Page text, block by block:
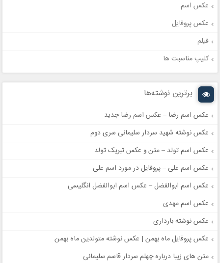
عکس اسم
عکس پروفایل
فیلم
کلیپ مناسبت ها
برترین نوشته‌ها
عکس اسم رضا – عکس اسم رضا جدید
عکس نوشته شهید سردار سلیمانی سری دوم
عکس اسم تولد – متن و عکس تبریک تولد
عکس اسم علی – پروفایل در مورد اسم علی
عکس اسم ابوالفضل – عکس اسم ابوالفضل انگلیسی
عکس اسم مهدی
عکس نوشته بارداری
عکس پروفایل ماه بهمن | عکس نوشته متولدین ماه بهمن
متن های زیبا درباره چهلم سردار قاسم سلیمانی